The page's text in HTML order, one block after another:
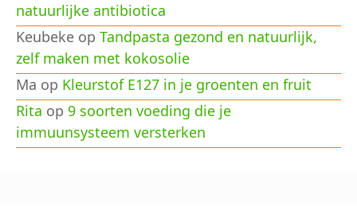
natuurlijke antibiotica
Keubeke op Tandpasta gezond en natuurlijk,
zelf maken met kokosolie
Ma op Kleurstof E127 in je groenten en fruit
Rita op 9 soorten voeding die je
immuunsysteem versterken